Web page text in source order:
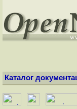
Каталог